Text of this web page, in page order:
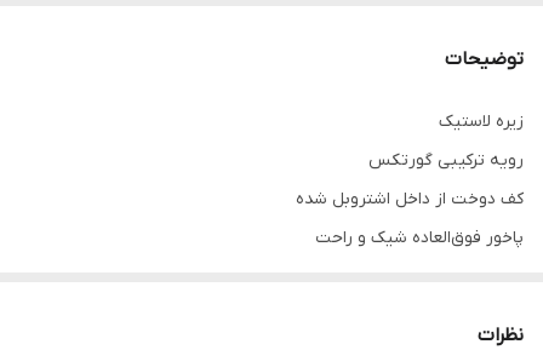
توضیحات
زیره لاستیک
رویه ترکیبی گورتکس
کف دوخت از داخل اشتروبل شده
پاخور فوق‌العاده شیک و راحت
نظرات